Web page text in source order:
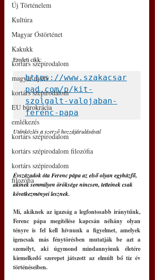
Új Történelem
Kultúra
Magyar Őstörténet
Kakukk
kortárs szépirodalom
magyar nyelv
kortárs szépirodalom
EU bürokrácia
emlékezés
kortárs szépirodalom
kortárs szépirodalom filozófia
kortárs szépirodalom
filozófia
Eredeti cikk:
https://www.szakacsar
pad.com/p/kit-
szolgalt-valojaban-
ferenc-papa
Utánközlés a szerző hozzájárulásával
Évszázadok óta Ferenc pápa az első olyan egyházfő,
akinek semmilyen öröksége nincsen, tetteinek csak
következményei lesznek.
Mi, akiknek az igazság a legfontosabb iránytűnk,
Ferenc pápa megítélése kapcsán néhány olyan
tényre is fel kell hívnunk a figyelmet, amelyek
igencsak más fénytörésben mutatják be azt a
személyt, aki úgymond mindannyiunk életére
kiemelkedő szerepet játszott az elmúlt bő tíz év
történéseiben.